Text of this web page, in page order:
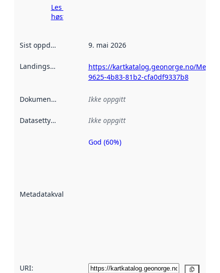
Les mer om
høsting her
Sist oppdatert 9. mai 2026
Landingsside
https://kartkatalog.geonorge.no/
9625-4b83-81b2-cfa0df9337b8
Dokumentasjon Ikke oppgitt
Datasettype Ikke oppgitt
Metadatakvalitet
Metadatakvalitet
God (60%)
URI: